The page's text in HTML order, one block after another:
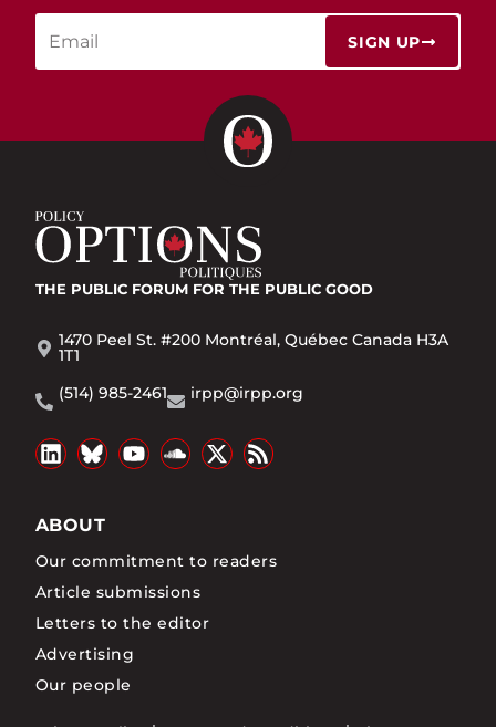
SIGN UP
THE PUBLIC FORUM FOR THE PUBLIC GOOD
1470 Peel St. #200 Montréal, Québec Canada H3A
1T1
(514) 985-2461
irpp@irpp.org
ABOUT
Our commitment to readers
Article submissions
Letters to the editor
Advertising
Our people